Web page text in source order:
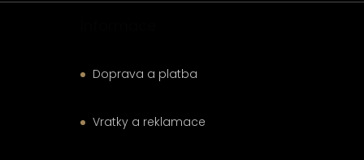
Doprava a platba
Vratky a reklamace